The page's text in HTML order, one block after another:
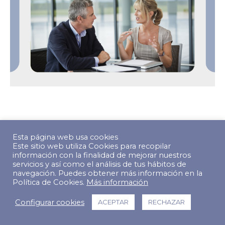
© Copyright 2022 The Predictive Index. Todos los derechos
reservados.
Footer Menu
Esta página web usa cookies
Este sitio web utiliza Cookies para recopilar
información con la finalidad de mejorar nuestros
servicios y así como el análisis de tus hábitos de
navegación. Puedes obtener más información en la
Política de Cookies. Más información
Configurar cookies ACEPTAR RECHAZAR